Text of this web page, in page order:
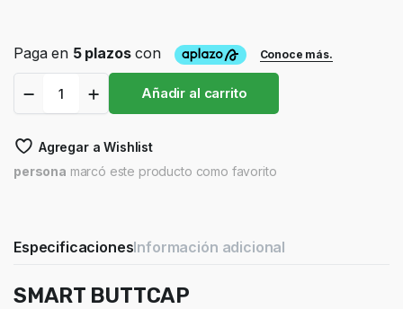
Babolat
Technical
2025
quantity
Añadir al carrito
Agregar a Wishlist
persona marcó este producto como favorito
EspecificacionesInformación adicional
SMART BUTTCAP